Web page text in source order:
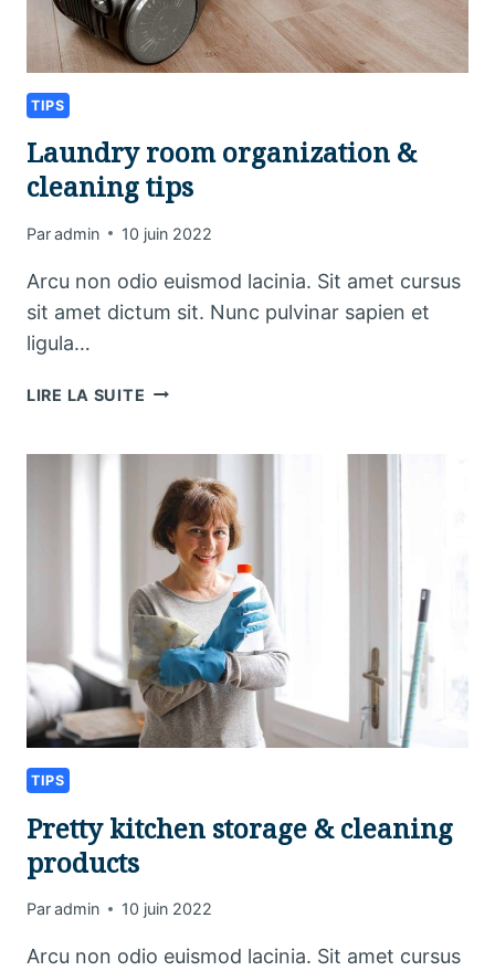
TIPS
Laundry room organization &
cleaning tips
Paradmin 10 juin 2022
Arcu non odio euismod lacinia. Sit amet cursus
sit amet dictum sit. Nunc pulvinar sapien et
ligula…
LIRE LA SUITE LAUNDRY
CLEANING
TIPS
TIPS
Pretty kitchen storage & cleaning
products
Paradmin 10 juin 2022
Arcu non odio euismod lacinia. Sit amet cursus